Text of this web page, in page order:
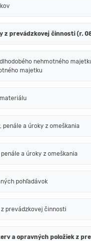
z prevádzkovej činnosti (r.
nehmotného
majetku
penále a úroky z omeškania
a úroky z omeškania
pohľadávok
prevádzkovej činnosti
a opravných položiek z